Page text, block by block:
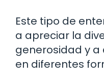
Este tipo de
a apreciar la
generosidad y
en diferentes